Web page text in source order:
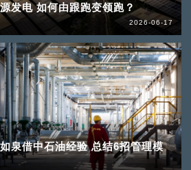
发电 如何由跟跑变领跑？
2026-06-17
泉借中石油经验 总结6招管理模